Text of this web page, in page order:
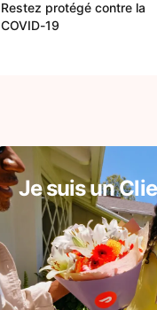
Restez protégé contre la
COVID-19
Je suis un